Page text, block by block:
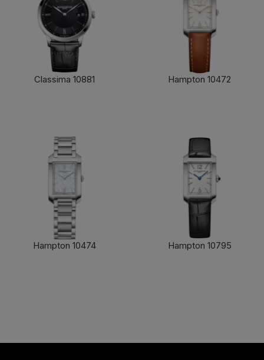
Classima 10881
Hampton 10472
Hampton 10474
Hampton 10795